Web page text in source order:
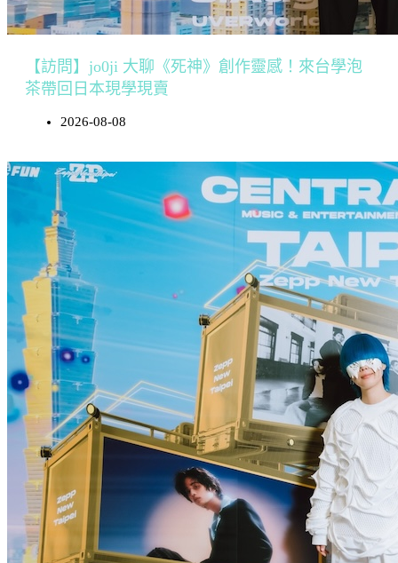
【訪問】jo0ji 大聊《死神》創作靈感！來台學泡
茶帶回日本現學現賣
2026-08-08